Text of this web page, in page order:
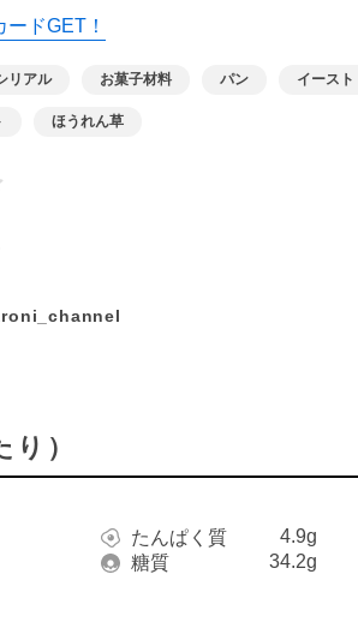
ドGET！
リアル お菓子材料 パン イース
ほうれん草
）
たんぱく質 4.9g
糖質 34.2g